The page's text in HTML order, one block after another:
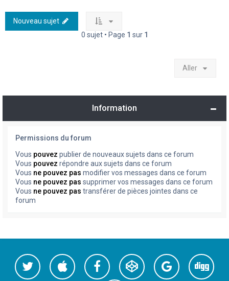
Nouveau sujet
0 sujet • Page 1 sur 1
Aller
Information
Permissions du forum
Vous pouvez publier de nouveaux sujets dans ce forum
Vous pouvez répondre aux sujets dans ce forum
Vous ne pouvez pas modifier vos messages dans ce forum
Vous ne pouvez pas supprimer vos messages dans ce forum
Vous ne pouvez pas transférer de pièces jointes dans ce
forum